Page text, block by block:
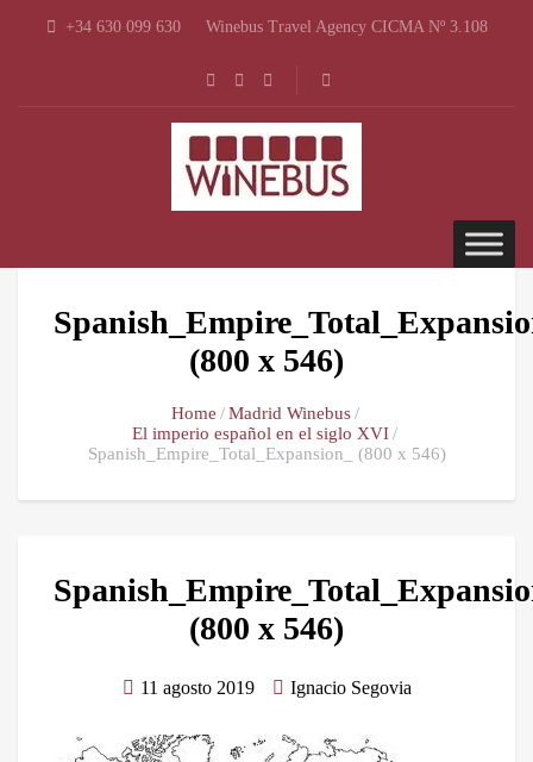
+34 630 099 630 Winebus Travel Agency CICMA Nº 3.108
(800 x 546)
Home
Madrid Winebus
El imperio español en el siglo XVI
Spanish_Empire_Total_Expansion_ (800 x 546)
(800 x 546)
11 agosto 2019 Ignacio Segovia